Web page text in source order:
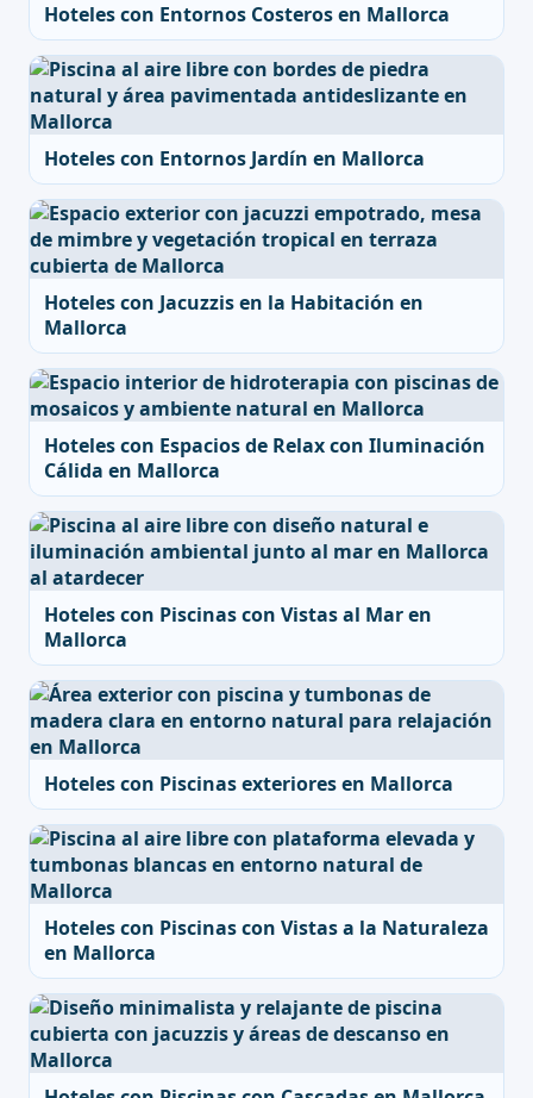
Hoteles con Entornos Costeros en Mallorca
Hoteles con Entornos Jardín en Mallorca
Hoteles con Jacuzzis en la Habitación en
Mallorca
Hoteles con Espacios de Relax con Iluminación
Cálida en Mallorca
Hoteles con Piscinas con Vistas al Mar en
Mallorca
Hoteles con Piscinas exteriores en Mallorca
Hoteles con Piscinas con Vistas a la Naturaleza
en Mallorca